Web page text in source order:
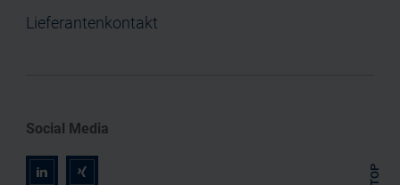
Lieferantenkontakt
Social Media
r z TOP